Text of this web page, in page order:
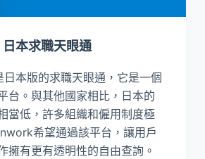
本求職天眼通
日本版的求職天眼通，它是一個
台。與其他國家相比，日本的
當低，許多組織和僱用制度極
希望通過該平台，讓用戶
擁有更有透明性的自由查詢。